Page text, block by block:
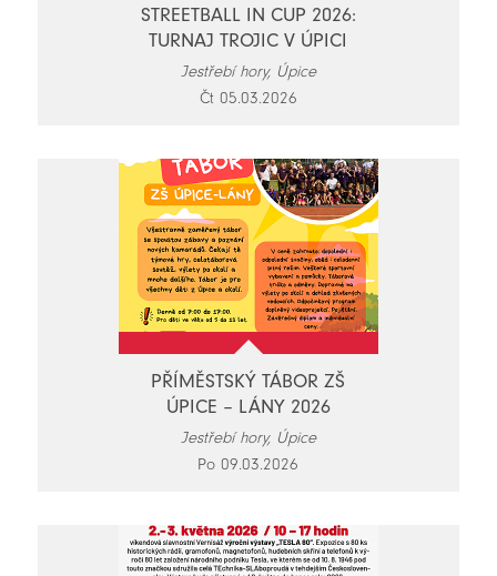
STREETBALL IN CUP 2026:
TURNAJ TROJIC V ÚPICI
Jestřebí hory, Úpice
Čt 05.03.2026
PŘÍMĚSTSKÝ TÁBOR ZŠ
ÚPICE – LÁNY 2026
Jestřebí hory, Úpice
Po 09.03.2026